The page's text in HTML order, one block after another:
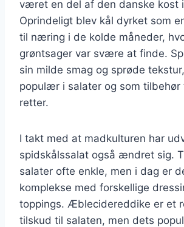
været en del af den danske kost
Oprindeligt blev kål dyrket som
til næring i de kolde måneder,
grøntsager var svære at finde.
sin milde smag og sprøde
populær i salater og som tilbehør
retter.
I takt med at madkulturen har
spidskålssalat også ændret sig.
salater ofte enkle, men i dag er
komplekse med forskellige
toppings. Æblecidereddike er et
tilskud til salaten, men dets